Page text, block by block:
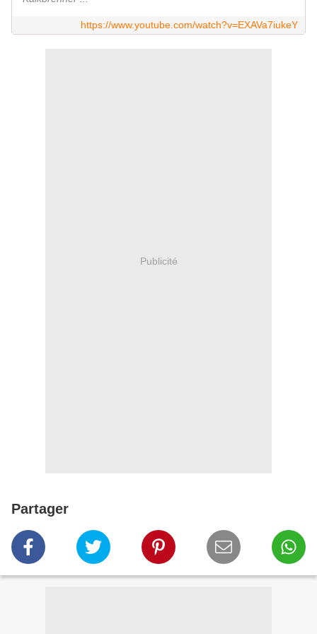
https://www.youtube.com/watch?v=EXAVa7iukeY
Publicité
Partager